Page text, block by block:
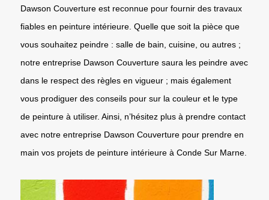
Dawson Couverture est reconnue pour fournir des travaux
fiables en peinture intérieure. Quelle que soit la pièce que
vous souhaitez peindre : salle de bain, cuisine, ou autres ;
notre entreprise Dawson Couverture saura les peindre avec
dans le respect des règles en vigueur ; mais également
vous prodiguer des conseils pour sur la couleur et le type
de peinture à utiliser. Ainsi, n’hésitez plus à prendre contact
avec notre entreprise Dawson Couverture pour prendre en
main vos projets de peinture intérieure à Conde Sur Marne.